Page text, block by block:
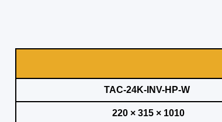
TAC-24K-INV-HP-W
1010 × 315 × 220